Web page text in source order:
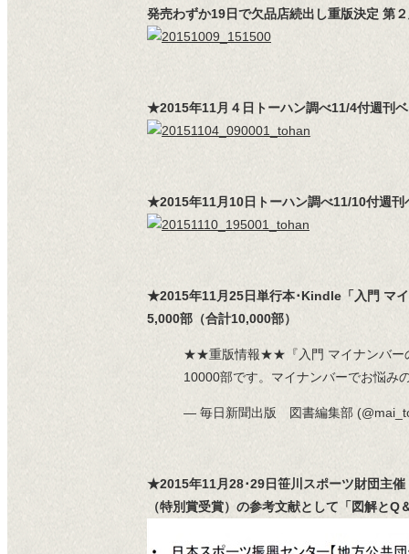
発売わずか19日で欠品店続出し重版決定 第
★2015年11月４日トーハン調べ11/4付週刊
★2015年11月10日トーハン調べ11/10付週刊
★2015年11月25日単行本･Kindle「入門 マ
5,000部（合計10,000部）
★★重版情報★★『入門 マイナンバーの
10000部です。マイナンバーでお悩み
— 毎日新聞出版 図書編集部
★2015年11月28･29日笹川スポーツ財団主
（特別賞受賞）の参考文献として「図解と